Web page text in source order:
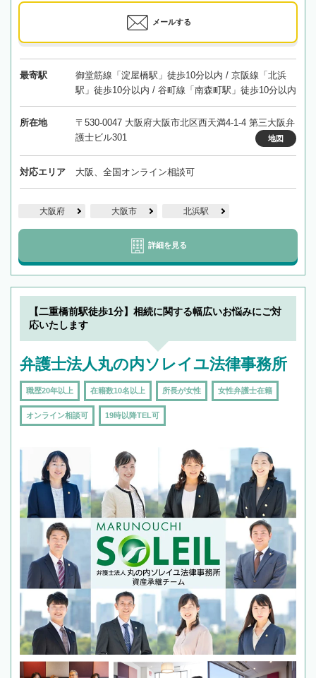
メールする
最寄駅
御堂筋線「淀屋橋駅」徒歩10分以内 / 京阪線「北浜
駅」徒歩10分以内 / 谷町線「南森町駅」徒歩10分以内
所在地
〒530-0047 大阪府大阪市北区西天満4-1-4 第三大阪弁
護士ビル301
地図
対応エリア 大阪、全国オンライン相談可
大阪府 大阪市 北浜駅
詳細を見る
【二重橋前駅徒歩1分】相続に関する幅広いお悩みにご対
応いたします
弁護士法人丸の内ソレイユ法律事務所
職歴20年以上 在籍数10名以上 所長が女性 女性弁護士在籍
オンライン相談可 19時以降TEL可